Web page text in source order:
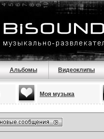
Альбомы Видеоклипы
Моя музыка